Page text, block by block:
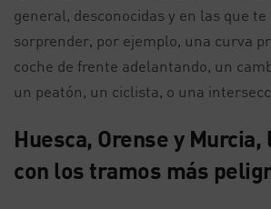
general, desconocidas y en las que te
sorprender, por ejemplo, una curva
coche de frente adelantando, un
un peatón, un ciclista, o una
Huesca, Orense y Murcia,
con los tramos más